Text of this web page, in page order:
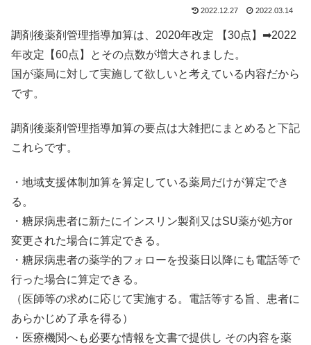
2022.12.27 2022.03.14
調剤後薬剤管理指導加算は、2020年改定 【30点】➡2022
年改定【60点】とその点数が増大されました。
国が薬局に対して実施して欲しいと考えている内容だから
です。
調剤後薬剤管理指導加算の要点は大雑把にまとめると下記
これらです。
・地域支援体制加算を算定している薬局だけが算定でき
る。
・糖尿病患者に新たにインスリン製剤又はSU薬が処方or
変更された場合に算定できる。
・糖尿病患者の薬学的フォローを投薬日以降にも電話等で
行った場合に算定できる。
（医師等の求めに応じて実施する。電話等する旨、患者に
あらかじめ了承を得る）
・医療機関へも必要な情報を文書で提供し その内容を薬